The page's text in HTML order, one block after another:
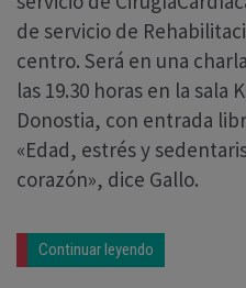
de servicio de
centro. Será en una
las 19.30 horas en la sala
Donostia, con entrada
«Edad, estrés y
corazón», dice Gallo.
Continuar leyendo